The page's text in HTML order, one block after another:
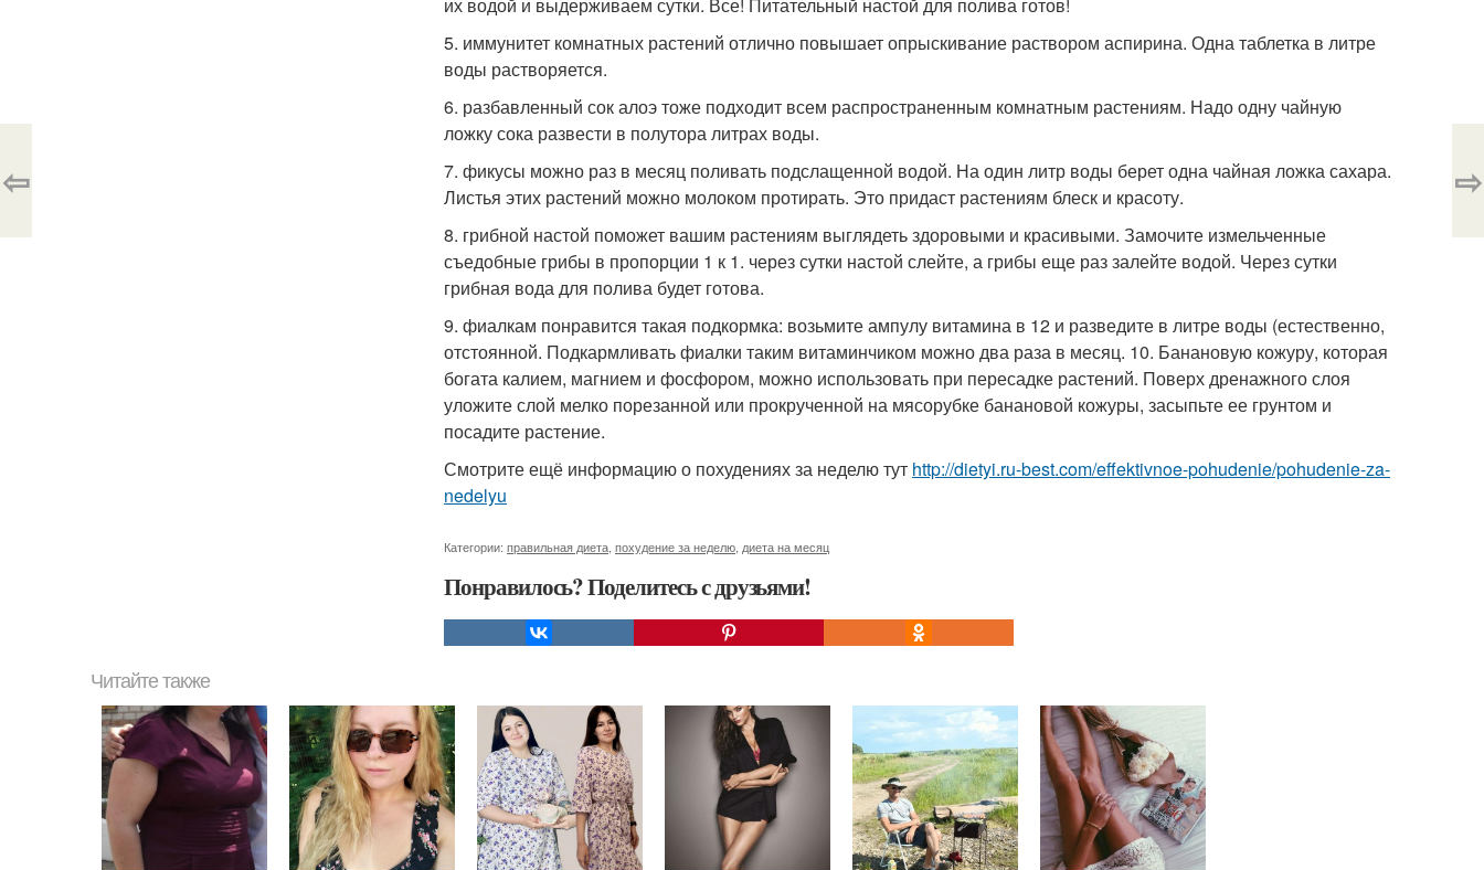
5. иммунитет комнатных растений отлично повышает опрыскивание раствором аспирина. Одна таблетка в литре
воды растворяется.
6. разбавленный сок алоэ тоже подходит всем распространенным комнатным растениям. Надо одну чайную
ложку сока развести в полутора литрах воды.
7. фикусы можно раз в месяц поливать подслащенной водой. На один литр воды берет одна чайная ложка сахара.
Листья этих растений можно молоком протирать. Это придаст растениям блеск и красоту.
8. грибной настой поможет вашим растениям выглядеть здоровыми и красивыми. Замочите измельченные
съедобные грибы в пропорции 1 к 1. через сутки настой слейте, а грибы еще раз залейте водой. Через сутки
грибная вода для полива будет готова.
9. фиалкам понравится такая подкормка: возьмите ампулу витамина в 12 и разведите в литре воды (естественно,
отстоянной. Подкармливать фиалки таким витаминчиком можно два раза в месяц. 10. Банановую кожуру, которая
богата калием, магнием и фосфором, можно использовать при пересадке растений. Поверх дренажного слоя
уложите слой мелко порезанной или прокрученной на мясорубке банановой кожуры, засыпьте ее грунтом и
посадите растение.
Смотрите ещё информацию о похудениях за неделю тут http://dietyi.ru-best.com/effektivnoe-pohudenie/pohudenie-za-
nedelyu
Категории: правильная диета похудение за неделю диета на месяц
Понравилось? Поделитесь с друзьями!
⇦ ⇨
Читайте также